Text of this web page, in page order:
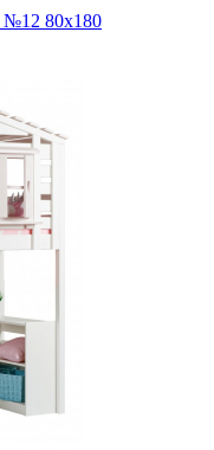
№12 80х180